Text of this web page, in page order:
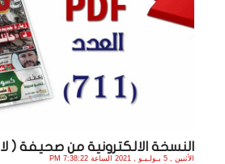
النسخة الالكترونية من صحيفة (
الأثنين , 5 يـولـيـو , 2021 الساعة 7:38:22 PM